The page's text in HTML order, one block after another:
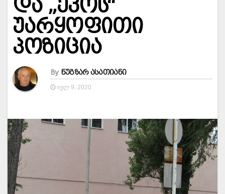
და „ეკოს“
უარყოფითი
პოზიცია
By ნუგზარ ასათიანი
ᲘᲕᲚ 9, 2020